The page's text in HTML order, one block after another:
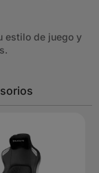
estilo de juego y